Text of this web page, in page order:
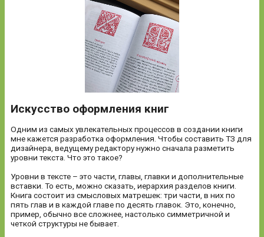
Искусство оформления книг
Одним из самых увлекательных процессов в создании книги
мне кажется разработка оформления. Чтобы составить ТЗ для
дизайнера, ведущему редактору нужно сначала разметить
уровни текста. Что это такое?
Уровни в тексте – это части, главы, главки и дополнительные
вставки. То есть, можно сказать, иерархия разделов книги.
Книга состоит из смысловых матрешек: три части, в них по
пять глав и в каждой главе по десять главок. Это, конечно,
пример, обычно все сложнее, настолько симметричной и
четкой структуры не бывает.